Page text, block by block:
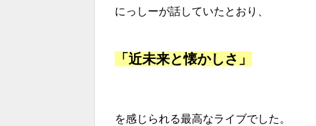
にっしーが話していたとおり、
「近未来と懐かしさ」
を感じられる最高なライブでした。